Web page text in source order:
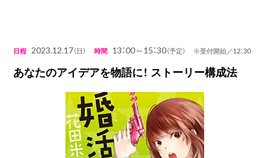
日程 2023.12.17（日） 時間 13：00～15：30（予定） ※受付開始／12：30
あなたのアイデアを物語に！ ストーリー構成法